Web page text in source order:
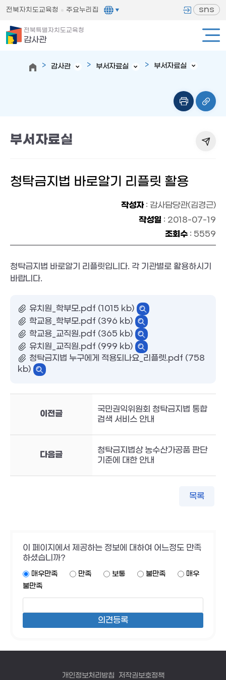
전북자치도교육청 주요누리집 sns
전북특별자치도교육청
감사관
감사관 부서자료실 부서자료실
부서자료실
청탁금지법 바로알기 리플릿 활용
작성자: 감사담당관(김경근)
작성일 : 2018-07-19
조회수 : 5559
청탁금지법 바로알기 리플릿입니다. 각 기관별로 활용하시기
바랍니다.
유치원_학부모.pdf (1015 kb)
학교용_학부모.pdf (396 kb)
학교용_교직원.pdf (365 kb)
유치원_교직원.pdf (999 kb)
청탁금지법 누구에게 적용되나요_리플렛.pdf (758
kb)
이전글
국민권익위원회 청탁금지법 통합
검색 서비스 안내
다음글
청탁금지법상 농수산가공품 판단
기준에 대한 안내
목록
이 페이지에서 제공하는 정보에 대하여 어느정도 만족
하셨습니까?
매우만족 만족 보통 불만족
매우
불만족
개인정보처리방침 저작권보호정책